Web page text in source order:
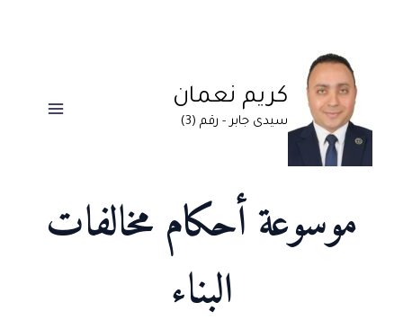
المحتوى
كريم نعمان
سيدى جابر - رقم (3)
موسوعة أحكام مخالفات
البناء